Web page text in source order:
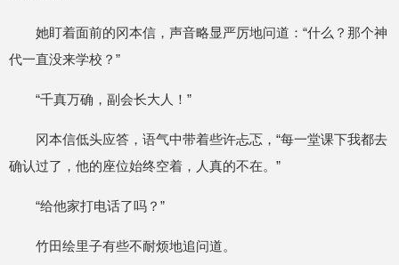
她盯着面前的冈本信，声音略显严厉地问道：“什么？那个神
代一直没来学校？”
“千真万确，副会长大人！”
冈本信低头应答，语气中带着些许忐忑，“每一堂课下我都去
确认过了，他的座位始终空着，人真的不在。”
“给他家打电话了吗？”
竹田绘里子有些不耐烦地追问道。